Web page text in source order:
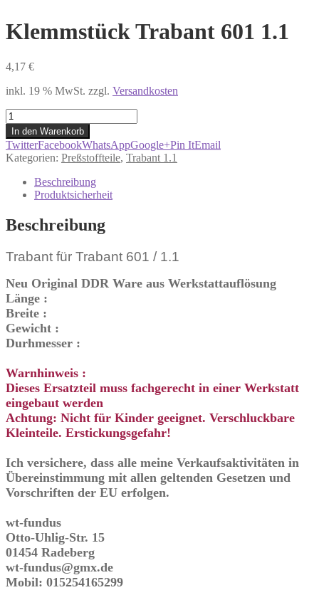
Klemmstück Trabant 601 1.1
4,17 €
inkl. 19 % MwSt. zzgl. Versandkosten
Klemmstück
Trabant
601
1.1
Menge
In den Warenkorb
TwitterFacebookWhatsAppGoogle+Pin ItEmail
Kategorien: Preßstoffteile, Trabant 1.1
Beschreibung
Produktsicherheit
Beschreibung
Trabant für Trabant 601 / 1.1
Neu Original DDR Ware aus Werkstattauflösung
Länge :
Breite :
Gewicht :
Durhmesser :
Warnhinweis :
Dieses Ersatzteil muss fachgerecht in einer Werkstatt
eingebaut werden
Achtung: Nicht für Kinder geeignet. Verschluckbare
Kleinteile. Erstickungsgefahr!
Ich versichere, dass alle meine Verkaufsaktivitäten in
Übereinstimmung mit allen geltenden Gesetzen und
Vorschriften der EU erfolgen.
wt-fundus
Otto-Uhlig-Str. 15
01454 Radeberg
wt-fundus@gmx.de
Mobil: 015254165299